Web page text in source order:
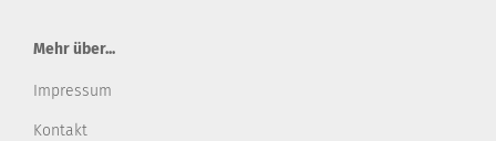
Mehr über...
Impressum
Kontakt